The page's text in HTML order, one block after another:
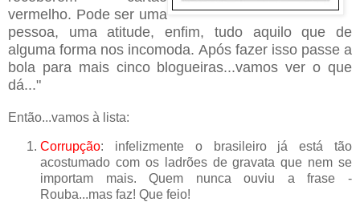
vermelho. Pode ser uma
pessoa, uma atitude, enfim, tudo aquilo que de
alguma forma nos incomoda. Após fazer isso passe a
bola para mais cinco blogueiras...vamos ver o que
dá..."
Então...vamos à lista:
Corrupção: infelizmente o brasileiro já está tão
acostumado com os ladrões de gravata que nem se
importam mais. Quem nunca ouviu a frase -
Rouba...mas faz! Que feio!